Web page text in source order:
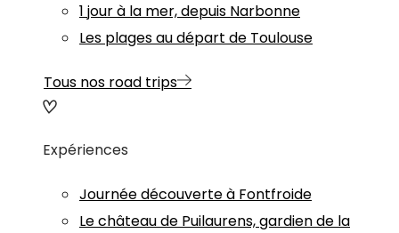
1 jour à la mer, depuis Narbonne
Les plages au départ de Toulouse
Tous nos road trips
Expériences
Journée découverte à Fontfroide
Le château de Puilaurens, gardien de la